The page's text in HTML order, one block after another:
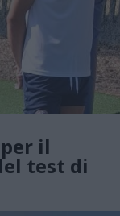
il
test di